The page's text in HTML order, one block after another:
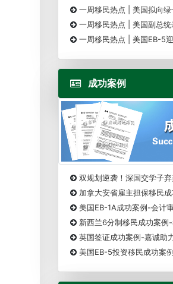
一周移民热点 | 美国拟向
一周移民热点 | 美国副总统
一周移民热点 | 美国EB-5
成功案例
双规划逆袭！深国交学子
加拿大安省雇主担保移民
美国EB-1A成功案例-会计
新西兰6分制移民成功案例
英国签证成功案例-嘉诚助
美国EB-5投资移民成功案